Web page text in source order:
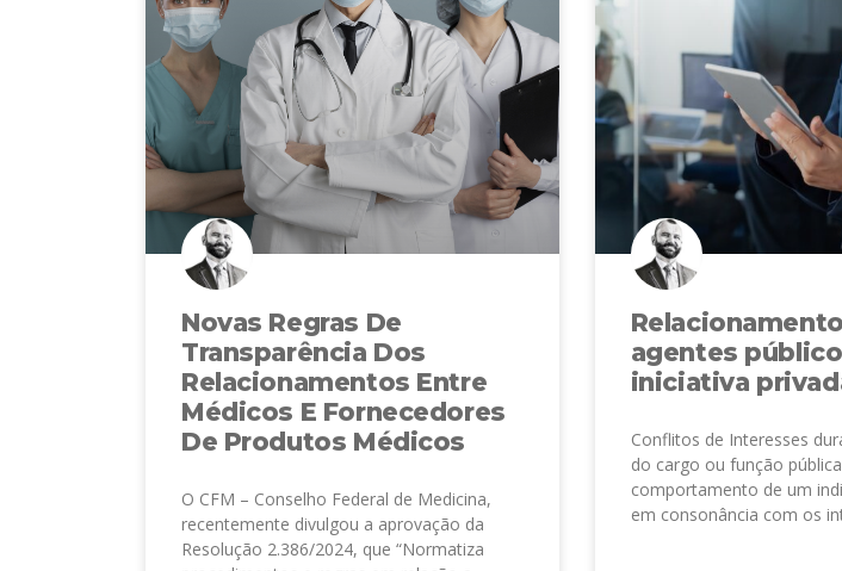
Novas Regras De
Transparência Dos
Relacionamentos Entre
Médicos E Fornecedores
De Produtos Médicos
O CFM – Conselho Federal de Medicina,
recentemente divulgou a aprovação da
Resolução 2.386/2024, que “Normatiza
agentes
iniciativa
Conflitos de Interesses
do cargo ou função
comportamento de um
em consonância com os